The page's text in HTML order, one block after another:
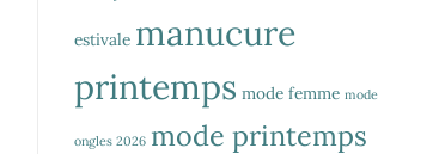
estivale manucure
printemps mode femme mode
ongles 2026 mode printemps